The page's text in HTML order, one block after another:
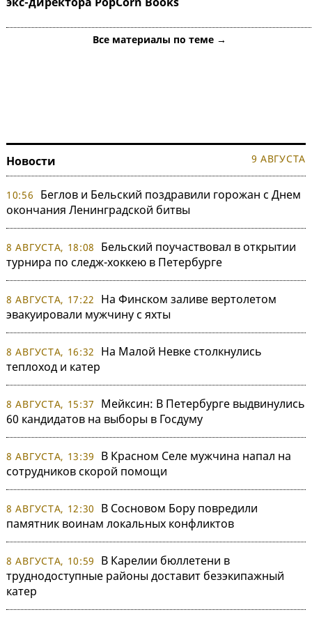
Все материалы по теме →
Новости 9 АВГУСТА
10:56
Беглов и Бельский поздравили горожан с Днем
окончания Ленинградской битвы
8 АВГУСТА, 18:08
Бельский поучаствовал в открытии
турнира по следж-хоккею в Петербурге
8 АВГУСТА, 17:22
На Финском заливе вертолетом
эвакуировали мужчину с яхты
8 АВГУСТА, 16:32
На Малой Невке столкнулись
теплоход и катер
8 АВГУСТА, 15:37
Мейксин: В Петербурге выдвинулись
60 кандидатов на выборы в Госдуму
8 АВГУСТА, 13:39
В Красном Селе мужчина напал на
сотрудников скорой помощи
8 АВГУСТА, 12:30
В Сосновом Бору повредили
памятник воинам локальных конфликтов
8 АВГУСТА, 10:59
В Карелии бюллетени в
труднодоступные районы доставит безэкипажный
катер